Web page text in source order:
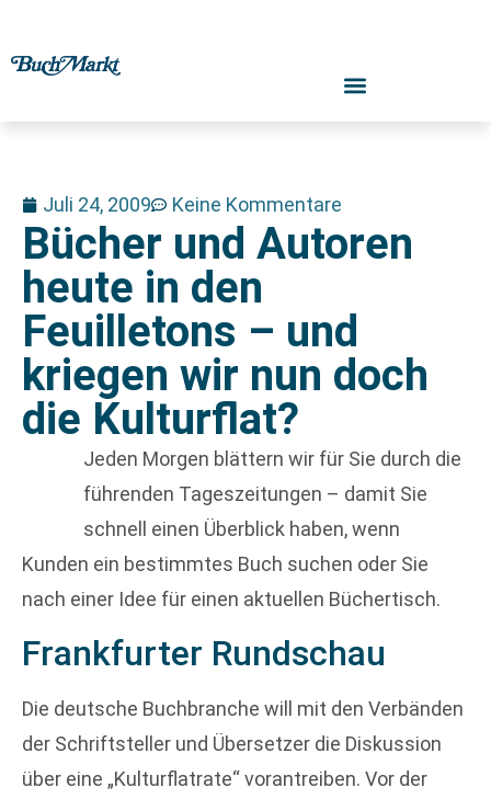
Juli 24, 2009 Keine Kommentare
Bücher und Autoren
heute in den
Feuilletons – und
kriegen wir nun doch
die Kulturflat?
Jeden Morgen blättern wir für Sie durch die
führenden Tageszeitungen – damit Sie
schnell einen Überblick haben, wenn
Kunden ein bestimmtes Buch suchen oder Sie
nach einer Idee für einen aktuellen Büchertisch.
Frankfurter Rundschau
Die deutsche Buchbranche will mit den Verbänden
der Schriftsteller und Übersetzer die Diskussion
über eine „Kulturflatrate“ vorantreiben. Vor der